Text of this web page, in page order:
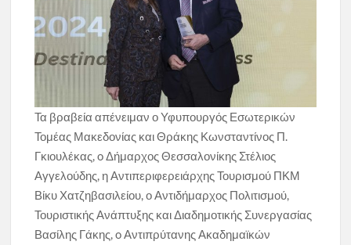
Τα βραβεία απένειμαν ο Υφυπουργός Εσωτερικών
Τομέας Μακεδονίας και Θράκης Κωνσταντίνος Π.
Γκιουλέκας, o Δήμαρχος Θεσσαλονίκης Στέλιος
Αγγελούδης, η Αντιπεριφερειάρχης Τουρισμού ΠΚΜ
Βίκυ Χατζηβασιλείου, ο Αντιδήμαρχος Πολιτισμού,
Τουριστικής Ανάπτυξης και Διαδημοτικής Συνεργασίας
Βασίλης Γάκης, o Αντιπρύτανης Ακαδημαϊκών